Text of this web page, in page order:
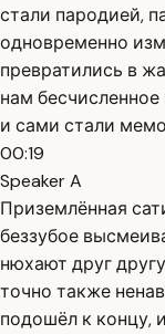
стали пародией,
одновременно
превратились в
нам
и сами стали
00:19
Speaker A
Приземлённая
беззубое
нюхают друг
точно также
подошёл к концу,